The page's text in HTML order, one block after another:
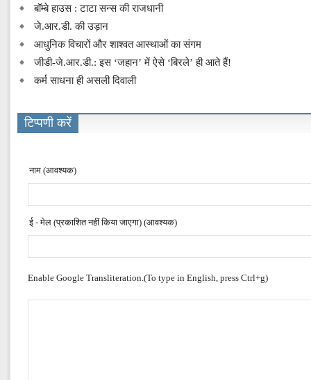
बॉम्बे हाउस : टाटा सन्स की राजधानी
जे.आर.डी. की उड़ान
आधुनिक विचारों और शाश्वत आस्थाओं का संगम
जीडी-जे.आर.डी.: इस ‘जहान’ में ऐसे ‘बिरले’ ही आते हैं!
कर्म साधना ही असली दिवाली
टिप्पणी करें
नाम (आवश्यक)
ई - मेल (प्रकाशित नहीं किया जाएगा) (आवश्यक)
Enable Google Transliteration.(To type in English, press Ctrl+g)